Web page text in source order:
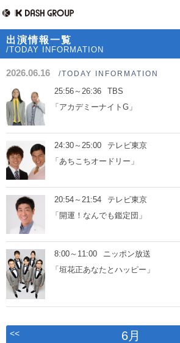
出演情報一覧
/TODAY INFORMATION
2026.06.16 /TODAY INFORMATION
25:56～26:36
TBS
「アカデミーナイトG」
24:30～25:00
テレビ東京
「あちこちオードリー」
20:54～21:54
テレビ東京
「開運！なんでも鑑定団」
8:00～11:00
ニッポン放送
「垣花正あなたとハッピー」
<< 6月